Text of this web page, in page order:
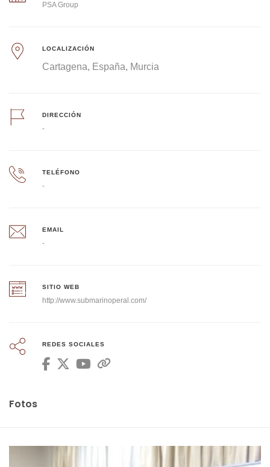
PSA Group
LOCALIZACIÓN
Cartagena España Murcia
DIRECCIÓN
-
TELÉFONO
-
EMAIL
-
SITIO WEB
http://www.submarinoperal.com/
REDES SOCIALES
Fotos